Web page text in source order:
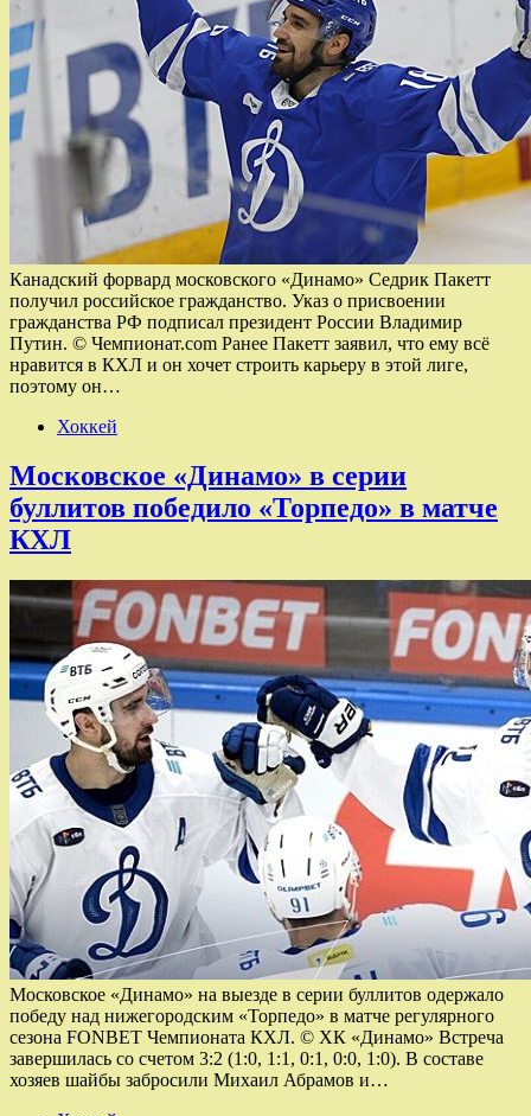
Канадский форвард московского «Динамо» Седрик Пакетт
получил российское гражданство. Указ о присвоении
гражданства РФ подписал президент России Владимир
Путин. © Чемпионат.com Ранее Пакетт заявил, что ему всё
нравится в КХЛ и он хочет строить карьеру в этой лиге,
поэтому он…
Хоккей
Московское «Динамо» в серии
буллитов победило «Торпедо» в матче
КХЛ
Московское «Динамо» на выезде в серии буллитов одержало
победу над нижегородским «Торпедо» в матче регулярного
сезона FONBET Чемпионата КХЛ. © ХК «Динамо» Встреча
завершилась со счетом 3:2 (1:0, 1:1, 0:1, 0:0, 1:0). В составе
хозяев шайбы забросили Михаил Абрамов и…